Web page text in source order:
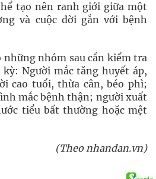
tạo nên ranh giới giữa một
và cuộc đời gắn với bệnh
những nhóm sau cần kiểm tra
Người mắc tăng huyết áp,
cao tuổi, thừa cân, béo phì;
mắc bệnh thận; người xuất
tiểu bất thường hoặc mệt
(Theo nhandan.vn)